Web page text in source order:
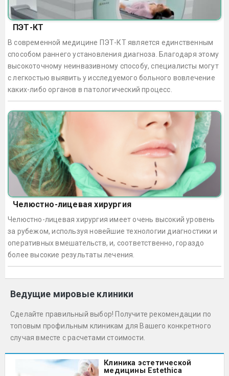
ПЭТ-КТ
В современной медицине ПЭТ-КТ является единственным
способом раннего установления диагноза. Благодаря этому
высокоточному неинвазивному способу, специалисты могут
с легкостью выявить у исследуемого больного вовлечение
каких-либо органов в патологический процесс.
Челюстно-лицевая хирургия
Челюстно-лицевая хирургия имеет очень высокий уровень
за рубежом, используя новейшие технологии диагностики и
оперативных вмешательств, и, соответственно, гораздо
более высокие результаты лечения.
Ведущие мировые клиники
Сделайте правильный выбор! Получите рекомендации по
топовым профильным клиникам для Вашего конкретного
случая вместе с расчетами стоимости.
Клиника эстетической
медицины Estethica